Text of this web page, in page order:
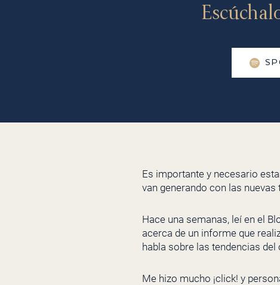
Es importante y necesario
van generando con las
Hace una semanas, leí en el
acerca de un informe que
habla sobre las tendencias
Me hizo mucho ¡click! y